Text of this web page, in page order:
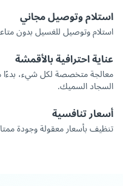
استلام وتوصيل مجاني
استلام وتوصيل للغسيل بدون
عناية احترافية بالأقمشة
معالجة متخصصة لكل شيء، بدءًا
السجاد السميك.
أسعار تنافسية
تنظيف بأسعار معقولة وجودة